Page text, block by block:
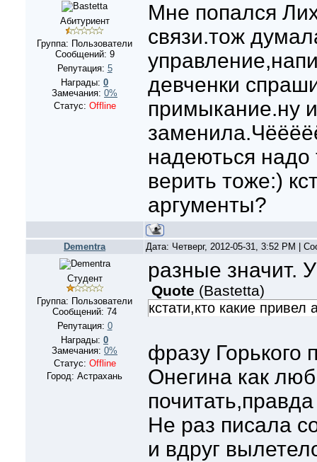
Абитуриент
Группа: Пользователи
Сообщений: 9
Репутация: 5
Награды: 0
Замечания: 0%
Статус: Offline
Мне попался
связи.тож
девченки
примыкание.ну и
надеються надо
верить тоже:)
аргументы?
Dementra Дата: Четверг, 2012-05-31, 3:52 PM |
Студент
Группа: Пользователи
Сообщений: 74
Репутация: 0
Награды: 0
Замечания: 0%
Статус: Offline
Город: Астрахань
разные значит.
Quote (Bastetta)
кстати,кто какие привел
фразу Горького
Онегина как
Не раз писала
и вдруг